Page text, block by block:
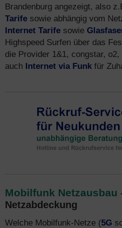
Brandenburg angezeigt, also
Tarife sowie abhängig vom
Internet Tarife sowie
Highspeed Surfen über das
die Provider 1&1, congstar, o2,
auch Internet via Funk für
Mobilfunk Netzausbau
Netzabdeckung
Welche Mobilfunk-Netze (5G